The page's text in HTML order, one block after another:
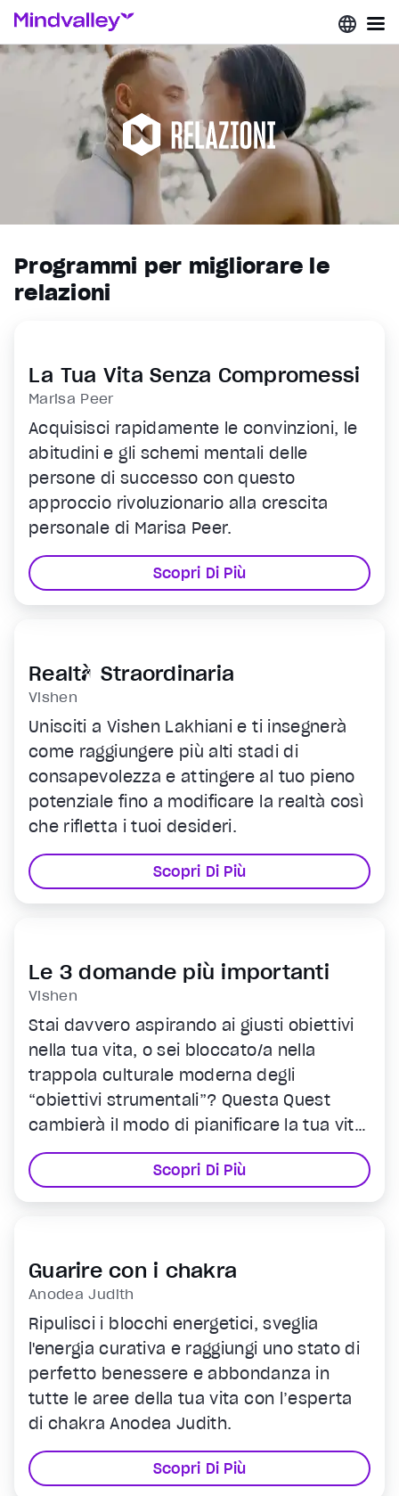
Programmi per migliorare le
relazioni
La Tua Vita Senza Compromessi
Marisa Peer
Acquisisci rapidamente le convinzioni, le
abitudini e gli schemi mentali delle
persone di successo con questo
approccio rivoluzionario alla crescita
personale di Marisa Peer.
Scopri Di Più
Realtà Straordinaria
Vishen
Unisciti a Vishen Lakhiani e ti insegnerà
come raggiungere più alti stadi di
consapevolezza e attingere al tuo pieno
potenziale fino a modificare la realtà così
che rifletta i tuoi desideri.
Scopri Di Più
Le 3 domande più importanti
Vishen
Stai davvero aspirando ai giusti obiettivi
nella tua vita, o sei bloccato/a nella
trappola culturale moderna degli
“obiettivi strumentali”? Questa Quest
cambierà il modo di pianificare la tua vita
e raggiungere gli obiettivi. Ti permetterà
di vedere la tua carriera, la tua vocazione
e il tuo scopo nella vita da un’altra
Scopri Di Più
Guarire con i chakra
Anodea Judith
Ripulisci i blocchi energetici, sveglia
l'energia curativa e raggiungi uno stato di
perfetto benessere e abbondanza in
tutte le aree della tua vita con l’esperta
di chakra Anodea Judith.
Scopri Di Più